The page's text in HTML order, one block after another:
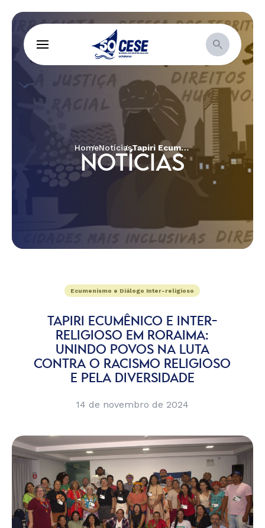
HomeNotícias Tapiri Ecumênico e Inter-religioso em Roraima: Unindo Povos na Luta contra o Racismo Religioso e pela Diversidade
NOTÍCIAS
Ecumenismo e Diálogo Inter-religioso
TAPIRI ECUMÊNICO E INTER-
RELIGIOSO EM RORAIMA:
UNINDO POVOS NA LUTA
CONTRA O RACISMO RELIGIOSO
E PELA DIVERSIDADE
14 de novembro de 2024